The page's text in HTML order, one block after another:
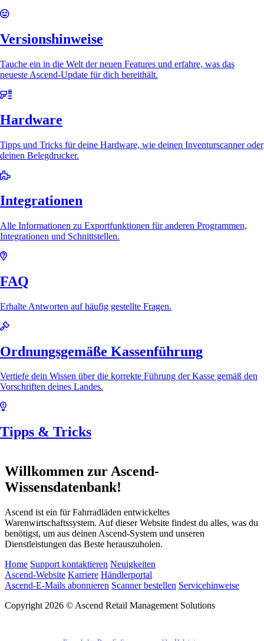
Versionshinweise
Tauche ein in die Welt der neuen Features und erfahre, was das
neueste Ascend-Update für dich bereithält.
Hardware
Tipps und Tricks für deine Hardware, wie deinen Inventurscanner oder
deinen Belegdrucker.
Integrationen
Alle Informationen zu Exportfunktionen für anderen Programmen,
Integrationen und Schnittstellen.
FAQ
Erhalte Antworten auf häufig gestellte Fragen.
Ordnungsgemäße Kassenführung
Vertiefe dein Wissen über die korrekte Führung der Kasse gemäß den
Vorschriften deines Landes.
Tipps & Tricks
Willkommen zur Ascend-
Wissensdatenbank!
Ascend ist ein für Fahrradläden entwickeltes
Warenwirtschaftssystem. Auf dieser Website findest du alles, was du
benötigst, um aus deinen Ascend-System und unseren
Dienstleistungen das Beste herauszuholen.
Home Support kontaktieren Neuigkeiten
Ascend-Website Karriere Händlerportal
Ascend-E-Mails abonnieren Scanner bestellen Servicehinweise
Copyright 2026 © Ascend Retail Management Solutions